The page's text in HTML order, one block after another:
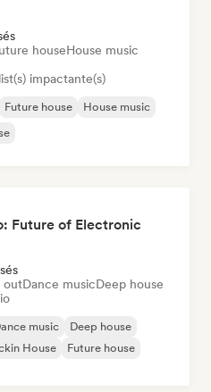
houseHouse music
impactante(s)
Future house
House music
Future of Electronic
outDance musicDeep house
music
Deep house
House
Future house